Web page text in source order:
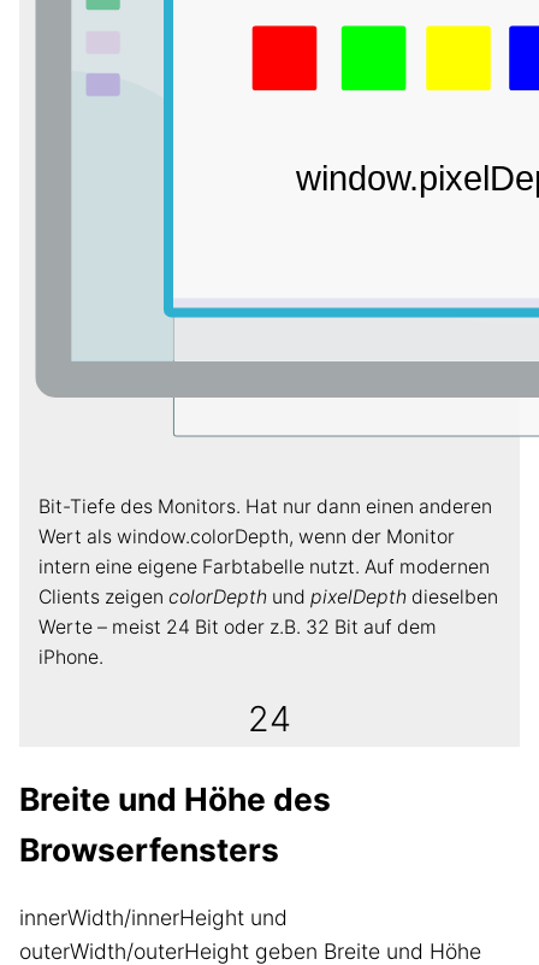
Bit-Tiefe des Monitors. Hat nur dann einen anderen
Wert als window.colorDepth, wenn der Monitor
intern eine eigene Farbtabelle nutzt. Auf modernen
Clients zeigen colorDepthund pixelDepthdieselben
Werte – meist 24 Bit oder z.B. 32 Bit auf dem
iPhone.
24
Breite und Höhe des
Browserfensters
innerWidth/innerHeight und
outerWidth/outerHeight geben Breite und Höhe